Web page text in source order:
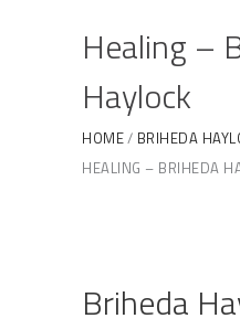
Healing –
Haylock
HOME
BRIHEDA
HEALING – BRIHEDA
Briheda